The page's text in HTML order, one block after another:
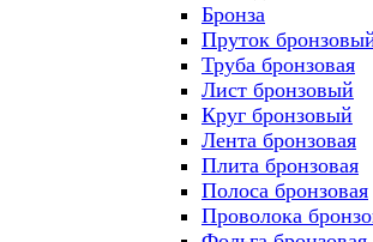
Бронза
Пруток
Труба бронзовая
Лист бронзовый
Круг бронзовый
Лента бронзовая
Плита бронзовая
Полоса бронзовая
Проволока